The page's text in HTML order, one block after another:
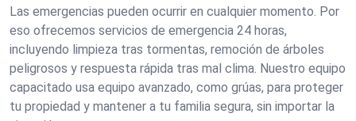
Las emergencias pueden ocurrir en cualquier momento. Por
eso ofrecemos servicios de emergencia 24 horas,
incluyendo limpieza tras tormentas, remoción de árboles
peligrosos y respuesta rápida tras mal clima. Nuestro equipo
capacitado usa equipo avanzado, como grúas, para proteger
tu propiedad y mantener a tu familia segura, sin importar la